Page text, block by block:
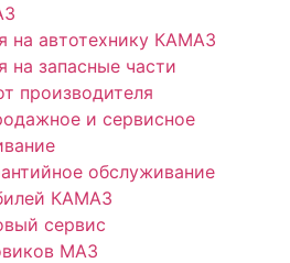
на автотехнику КАМАЗ
на запасные части
производителя
и сервисное
обслуживание
КАМАЗ
сервис
МАЗ